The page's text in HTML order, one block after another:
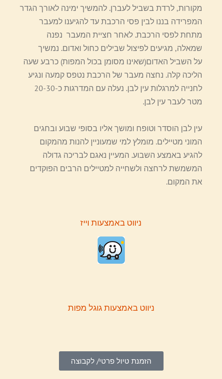
מקורות, לרדת בשביל לעברן. להמשיך ימינה לאורך הגדר
המפרידה בננו לבין פסי הרכבת עד להגיענו למעבר
מתחת לפסי הרכבת. לאחר חציית המעבר נפנה
שמאלה, מגיעים לפיצול שבילים כחול ואדום. נמשיך
על השביל האדום(שאינו מסומן בכול המפות) כרבע שעה
הליכה קלה. נחצה מעבר של הרכבת נטפס קמעה ונגיע
לחנייה למרגלות עין לבן. נעלה עם המדרגות כ-20-30
מטר לעבר עין לבן.
עין לבן הוסדר וטופח ומושך אליו בסופי שבוע ובחגים
המוני מטיילים. מומלץ למי שמעוניין להנות מהמקום
להגיע באמצע השבוע. המעיין נאגם לבריכה גדולה
המשמשת לרחצה ולשחייה למטיילים הרבים הפוקדים
את המקום.
ניווט באמצעות וייז
ניווט באמצעות גוגל מפות
הזמנת טיול פרטי/ לקבוצה